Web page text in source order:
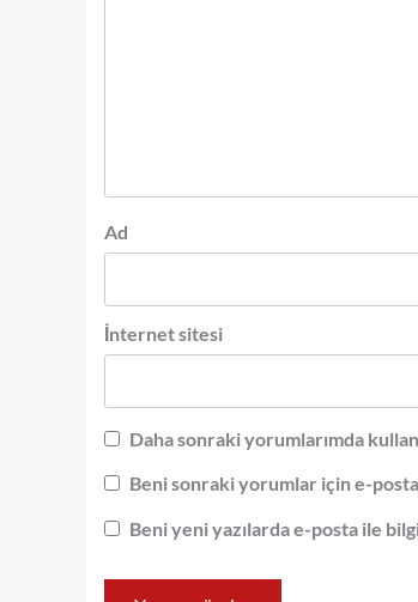
Ad
İnternet sitesi
Daha sonraki yorumlarımda
Beni sonraki yorumlar için e-
Beni yeni yazılarda e-posta ile